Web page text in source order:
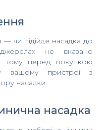
чи підійде насадка до
не вказано
тому перед покупкою
у вашому пристрої з
насадки.
насадка